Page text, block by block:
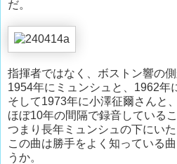
だ。
指揮者ではなく、ボストン響の
1954年にミュンシュと、1962年
そして1973年に小澤征爾さんと
ほぼ10年の間隔で録音しているこ
つまり長年ミュンシュの下にいた
この曲は勝手をよく知っている
うか。